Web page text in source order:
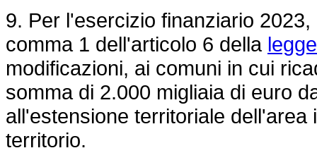
9. Per l'esercizio finanziario
comma 1 dell'articolo 6 della
modificazioni, ai comuni in cui
somma di 2.000 migliaia di euro
all'estensione territoriale
territorio.